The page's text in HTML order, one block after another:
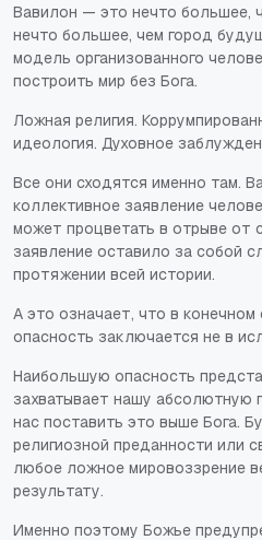
Вавилон — это нечто большее,
нечто большее, чем город
модель организованного
построить мир без Бога.
Ложная религия.
идеология. Духовное
Все они сходятся именно там.
коллективное заявление
может процветать в отрыве от
заявление оставило за собой
протяжении всей истории.
А это означает, что в конечном
опасность заключается не в
Наибольшую опасность
захватывает нашу абсолютную
нас поставить это выше Бога.
религиозной преданности или
любое ложное мировоззрение
результату.
Именно поэтому Божье